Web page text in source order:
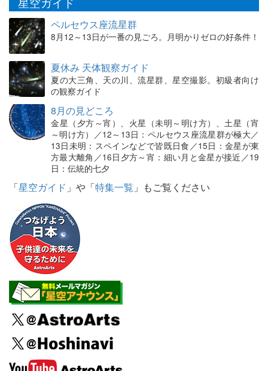
ペルセウス座流星群
8月12～13日が一番の見ごろ。月明かりゼロの好条件！
夏休み 天体観察ガイド
夏の大三角、天の川、流星群、星空撮影。初級者向け
の観察ガイド
8月の見どころ
金星（夕方～宵）、火星（未明～明け方）、土星（宵
～明け方）／12～13日：ペルセウス座流星群が極大／
13日未明：スペインなどで皆既日食／15日：金星が東
方最大離角／16日夕方～宵：細い月と金星が接近／19
日：伝統的七夕
「星空ガイド 」や「特集一覧 」もご覧ください